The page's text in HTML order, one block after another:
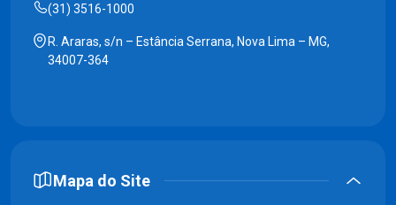
(31) 3516-1000
R. Araras, s/n – Estância Serrana, Nova Lima – MG,
34007-364
Mapa do Site